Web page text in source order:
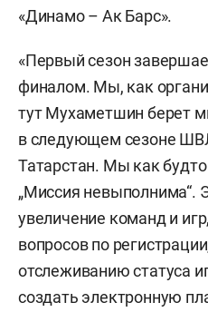
«Динамо – Ак Барс».
«Первый сезон
финалом. Мы, как
тут Мухаметшин берет
в следующем сезоне
Татарстан. Мы как
„Миссия невыполнима“.
увеличение команд и
вопросов по
отслеживанию статуса
создать электронную